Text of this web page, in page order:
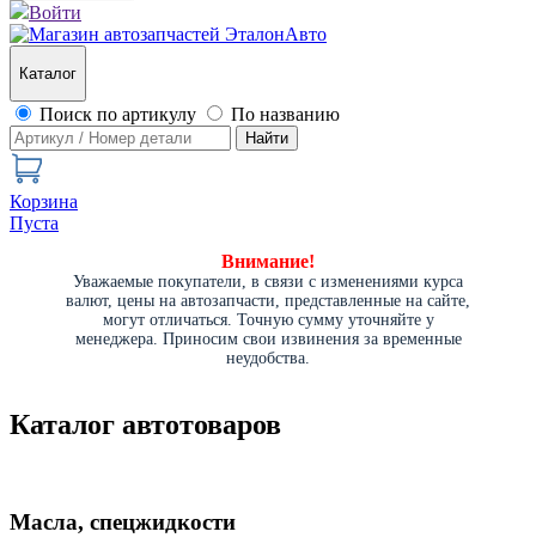
Войти
Каталог
Поиск по артикулу По названию
Найти
Корзина
Пуста
Внимание!
Уважаемые покупатели, в связи с изменениями курса
валют, цены на автозапчасти, представленные на сайте,
могут отличаться. Точную сумму уточняйте у
менеджера. Приносим свои извинения за временные
неудобства.
Каталог автотоваров
Масла, спецжидкости